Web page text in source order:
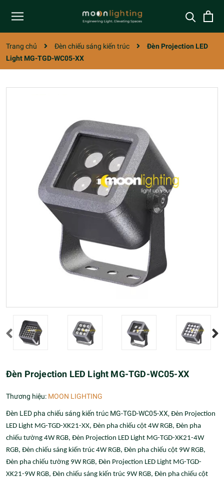
Trang chủ Đèn chiếu sáng kiến trúc
Đèn Projection LED
Light MG-TGD-WC05-XX
Đèn Projection LED Light MG-TGD-WC05-XX
Thương hiệu: MOON LIGHTING
Đèn LED pha chiếu sáng kiến trúc MG-TGD-WC05-XX, Đèn Projection
LED Light MG-TGD-XK21-XX, Đèn pha chiếu cột 4W RGB, Đèn pha
chiếu tường 4W RGB, Đèn Projection LED Light MG-TGD-XK21-4W
RGB, Đèn chiếu sáng kiến trúc 4W RGB, Đèn pha chiếu cột 9W RGB,
Đèn pha chiếu tường 9W RGB, Đèn Projection LED Light MG-TGD-
XK21-9W RGB, Đèn chiếu sáng kiến trúc 9W RGB, Đèn pha chiếu cột